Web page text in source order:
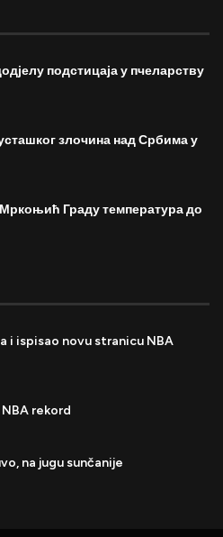
подстицаја у пчеларству
злочина над Србима у
Граду температура до
i ispisao novu stranicu NBA
rekord
na jugu sunčanije